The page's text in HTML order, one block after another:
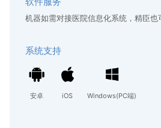
机器如需对接医院信息化系统，精臣
系统支持
安卓 iOS Windows(PC端)